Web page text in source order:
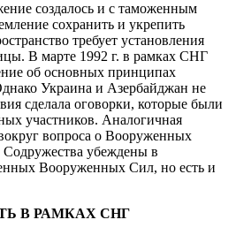
создалось и с таможенным
сохранить и укрепить
тpебует установления
В марте 1992 г. в рамках СНГ
об основных принципах
Украина и Азербайджан не
сделала оговорки, которые были
участников. Аналогичная
вопроса о Вооруженных
убеждены в
Вооруженных Сил, но есть и
В РАМКАХ СНГ